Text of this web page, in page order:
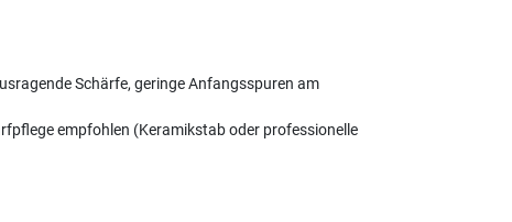
Schärfe, geringe Anfangsspuren am
empfohlen (Keramikstab oder professionelle